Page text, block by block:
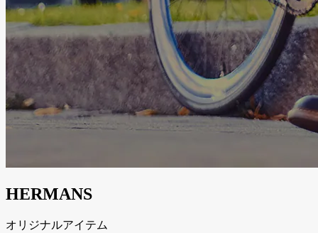
HERMANS
オリジナルアイテム